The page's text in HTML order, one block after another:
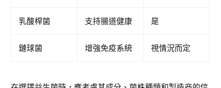
乳酸桿菌 支持腸道健康 是
鏈球菌 增強免疫系統 視情況而定